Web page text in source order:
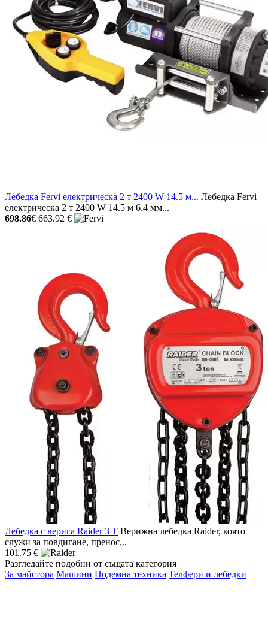
Лебедка Fervi електрическа 2 т 2400 W 14.5 м... Лебедка Fervi
електрическа 2 т 2400 W 14.5 м 6.4 мм...
698.86€ 663.92 €
Лебедка с верига Raider 3 Т Верижна лебедка Raider, която
служи за повдигане, пренос...
101.75 €
Разгледайте подобни от същата категория
За майстора Машини Подемна техника Телфери и лебедки